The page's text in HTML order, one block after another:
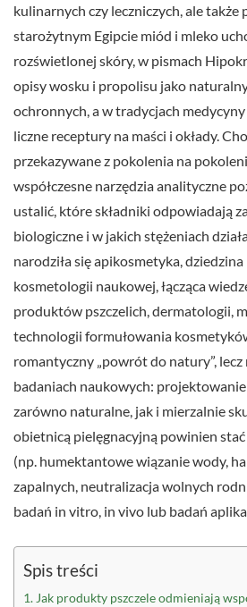
kulinarnych czy leczniczych, ale także
starożytnym Egipcie miód i mleko
rozświetlonej skóry, w pismach
opisy wosku i propolisu jako
ochronnych, a w tradycjach
liczne receptury na maści i okłady.
przekazywane z pokolenia na
współczesne narzędzia analityczne
ustalić, które składniki odpowiadają
biologiczne i w jakich stężeniach
narodziła się apikosmetyka,
kosmetologii naukowej, łącząca
produktów pszczelich, dermatologii,
technologii formułowania
romantyczny „powrót do natury”,
badaniach naukowych:
zarówno naturalne, jak i mierzalnie
obietnicą pielęgnacyjną powinien stać
(np. humektantowe wiązanie wody,
zapalnych, neutralizacja wolnych
badań in vitro, in vivo lub badań
Spis treści
Jak produkty pszczele odmieniają